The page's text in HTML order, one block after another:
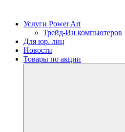
Услуги Power Art
Трейд-Ин компьютеров
Для юр. лиц
Новости
Товары по акции